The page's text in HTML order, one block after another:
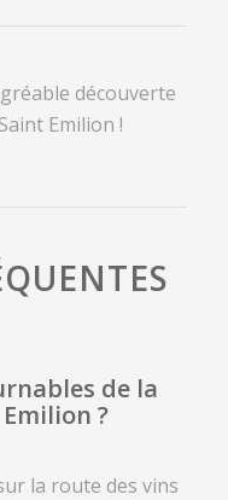
découverte
Emilion !
de la
?
la route des vins